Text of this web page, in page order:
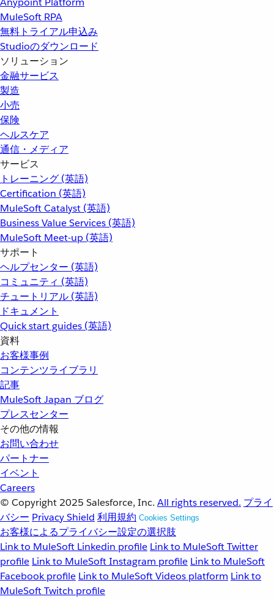
MuleSoft RPA
無料トライアル申込み
Studioのダウンロード
ソリューション
金融サービス
製造
小売
保険
ヘルスケア
通信・メディア
サービス
トレーニング (英語)
Certification (英語)
MuleSoft Catalyst (英語)
Business Value Services (英語)
MuleSoft Meet-up (英語)
サポート
ヘルプセンター (英語)
コミュニティ (英語)
チュートリアル (英語)
ドキュメント
Quick start guides (英語)
資料
お客様事例
コンテンツライブラリ
記事
MuleSoft Japan ブログ
プレスセンター
その他の情報
お問い合わせ
パートナー
イベント
Careers
© Copyright 2025 Salesforce, Inc. All rights reserved. プライ
バシー Privacy Shield 利用規約 Cookies Settings
お客様によるプライバシー設定の選択肢
Link to MuleSoft Linkedin profile Link to MuleSoft Twitter
profile Link to MuleSoft Instagram profile Link to MuleSoft
Facebook profile Link to MuleSoft Videos platform Link to
MuleSoft Twitch profile